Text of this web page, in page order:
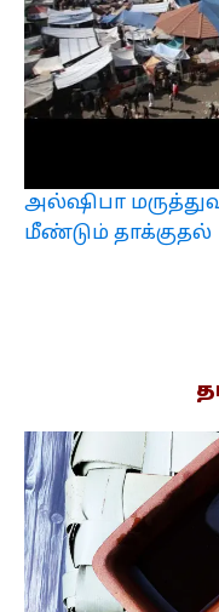
அல்ஷிபா
மீண்டும் தாக்குதல்